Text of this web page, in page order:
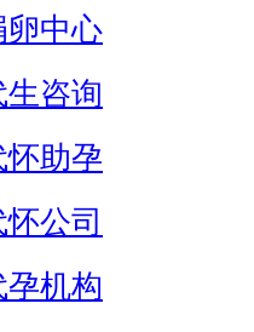
卵中心
咨询
助孕
公司
机构